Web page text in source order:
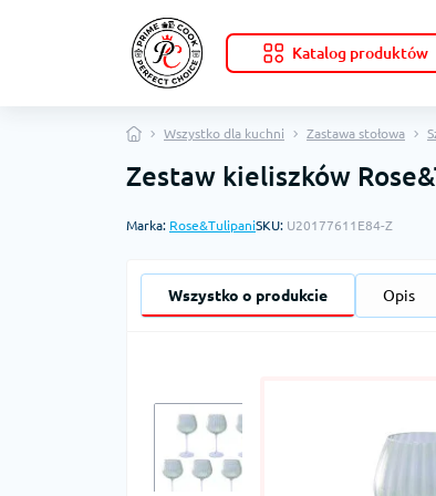
Katalog produktów
Wszystko dla kuchni Zastawa stołowa
Zestaw kieliszków
Marka: Rose&TulipaniSKU: U20177611E84-Z
Wszystko o produkcie Opis